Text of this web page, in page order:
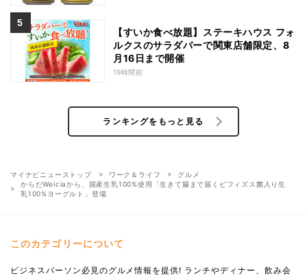
【すいか食べ放題】ステーキハウス フォ
ルクスのサラダバーで関東店舗限定、8
月16日まで開催
19時間前
ランキングをもっと見る
マイナビニューストップ ワーク＆ライフ
グルメ
からだWelciaから、国産生乳100%使用「生きて腸まで届くビフィズス菌入り生
乳100%ヨーグルト」登場
このカテゴリーについて
ビジネスパーソン必見のグルメ情報を提供! ランチやディナー、飲み会